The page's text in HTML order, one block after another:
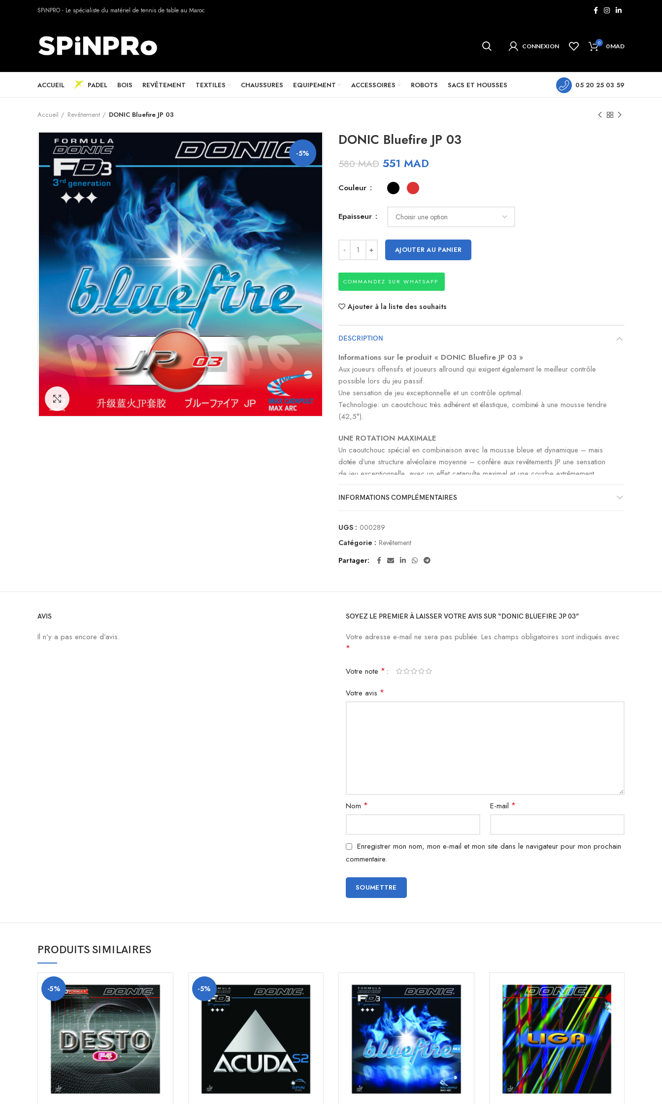
SPiNPRO - Le spécialiste du matériel de tennis de table au Maroc
CONNEXION 0 0MAD
ACCUEIL PADEL BOIS REVÊTEMENT TEXTILES CHAUSSURES EQUIPEMENT ACCESSOIRES ROBOTS SACS ET HOUSSES 05 20 25 03 59
Accueil Revêtement DONIC Bluefire JP 03
-5%
Click to enlarge
DONIC Bluefire JP 03
580MAD Le
initial
580 MAD.
551 MAD
551 MAD.
Couleur
Epaisseur
AJOUTER AU PANIER
COMMANDEZ SUR WHATSAPP
Ajouter à la liste des souhaits
DESCRIPTION
Informations sur le produit « DONIC Bluefire JP 03 »
Aux joueurs offensifs et joueurs allround qui exigent également le meilleur contrôle
possible lors du jeu passif.
Une sensation de jeu exceptionnelle et un contrôle optimal.
Technologie: un caoutchouc très adhérent et élastique, combiné à une mousse tendre
(42,5°).
UNE ROTATION MAXIMALE
Un caoutchouc spécial en combinaison avec la mousse bleue et dynamique – mais
dotée d’une structure alvéolaire moyenne – confère aux revêtements JP une sensation
de jeu exceptionnelle, avec un effet catapulte maximal et une courbe extrêmement
rotation maximale, particulièrement lors du jeu en top-spin et offre un contrôle
contrôle:
vitesse:
dureté: Tendre
surface: élasticité et spin
Caractéristiques :
DONIC-Technologie:
INFORMATIONS COMPLÉMENTAIRES
UGS : 000289
Catégorie : Revêtement
Partager
AVIS
Il n’y a pas encore d’avis.
SOYEZ LE PREMIER À LAISSER VOTRE AVIS SUR “DONIC BLUEFIRE JP 03”
Votre adresse e-mail ne sera pas publiée. Les champs obligatoires sont indiqués avec
*
Votre note *
Votre avis *
Nom * E-mail *
Enregistrer mon nom, mon e-mail et mon site dans le navigateur pour mon prochain
commentaire.
PRODUITS SIMILAIRES
-5% -5%